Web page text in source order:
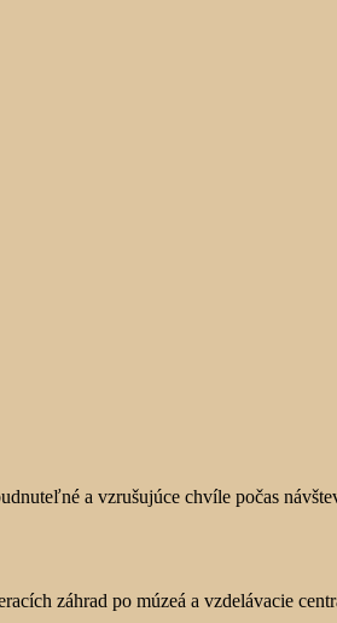
a vzrušujúce chvíle počas
záhrad po múzeá a vzdelávacie